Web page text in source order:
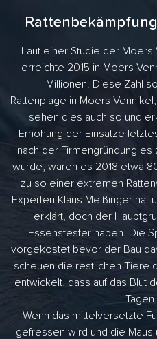
Laut einer Studie der
erreichte 2015 in Moers
Millionen. Diese Zahl
Rattenplage in Moers
sehen dies auch so und
Erhöhung der Einsätze
nach der Firmengründung
wurde, waren es 2018 etwa
zu so einer extremen
Experten Klaus Meißinger hat
erklärt, doch der
Essenstester haben. Die
vorgekostet bevor der Bau
scheuen die restlichen Tiere
entwickelt, dass auf das Blut
Tagen
Wenn das mittelversetzte
gefressen wird und die